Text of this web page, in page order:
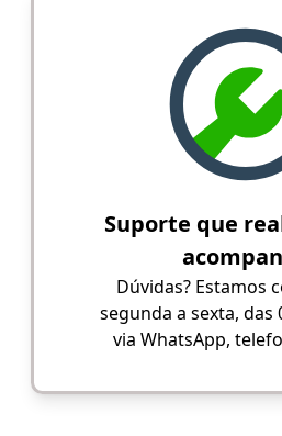
Suporte que
Dúvidas? Estamos
segunda a sexta, das
via WhatsApp,